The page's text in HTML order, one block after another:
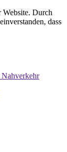
Website. Durch
dass